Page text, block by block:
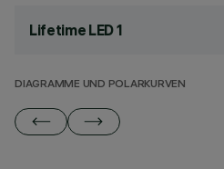
Lifetime LED 1
DIAGRAMME UND POLARKURVEN